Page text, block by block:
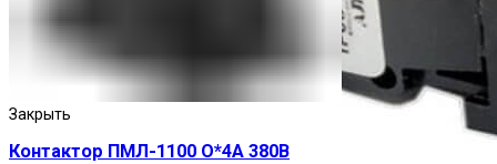
Закрыть
Контактор ПМЛ-1100 О*4А 380В